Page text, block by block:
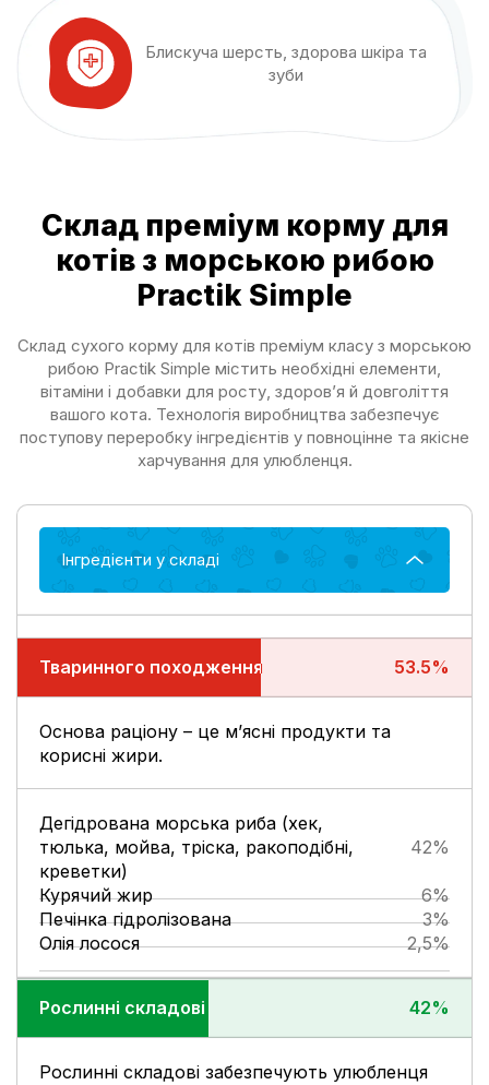
Блискуча шерсть, здорова шкіра та
зуби
Склад преміум корму для
котів з морською рибою
Practik Simple
Склад сухого корму для котів преміум класу з морською
рибою Practik Simple містить необхідні елементи,
вітаміни і добавки для росту, здоров’я й довголіття
вашого кота. Технологія виробництва забезпечує
поступову переробку інгредієнтів у повноцінне та якісне
харчування для улюбленця.
Інгредієнти у складі
Тваринного походження
Тваринного походження 53.5%
Основа раціону – це м’ясні продукти та
корисні жири.
Дегідрована морська риба (хек,
тюлька, мойва, тріска, ракоподібні,
креветки)
42%
Курячий жир
6%
Печінка гідролізована
3%
Олія лосося
2,5%
Рослинні складові
Рослинні складові 42%
Рослинні складові забезпечують улюбленця